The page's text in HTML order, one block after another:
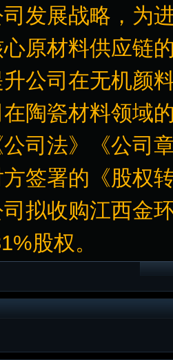
发展战略，为
原材料供应链
公司在无机颜
陶瓷材料领域
司法》《公司
签署的《股权
拟收购江西金
股权。